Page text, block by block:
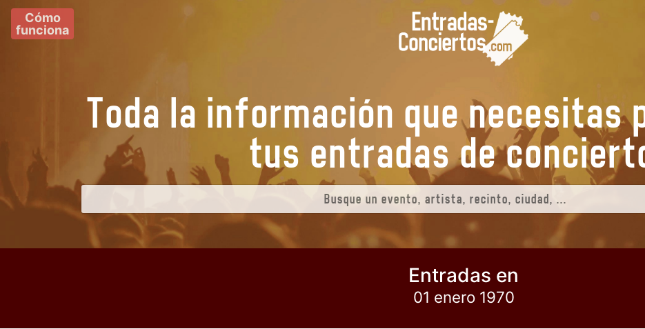
Cómo
funciona
Toda la información que necesitas
tus entradas de
Entradas en
01 enero 1970